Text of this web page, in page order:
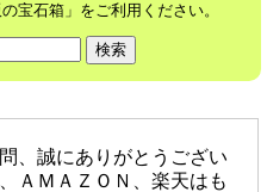
宝石箱」をご利用ください。
、誠にありがとうござい
ＡＭＡＺＯＮ、楽天はも